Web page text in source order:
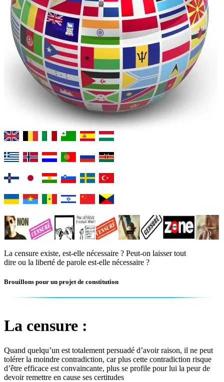
La censure existe, est-elle nécessaire ? Peut-on laisser tout
dire ou la liberté de parole est-elle nécessaire ?
Brouillons pour un projet de constitution
La censure :
Quand quelqu’un est totalement persuadé d’avoir raison, il ne peut
tolérer la moindre contradiction, car plus cette contradiction risque
d’être efficace est convaincante, plus se profile pour lui la peur de
devoir remettre en cause ses certitudes